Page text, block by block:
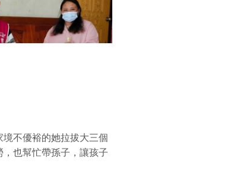
不優裕的她拉拔大三個
也幫忙帶孫子，讓孩子